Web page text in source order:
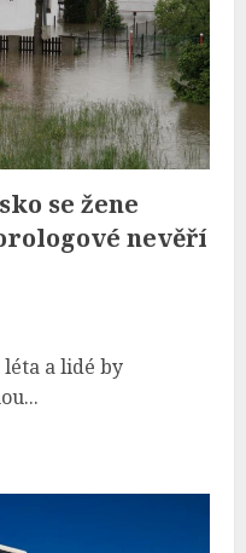
se žene
nevěří
a lidé by